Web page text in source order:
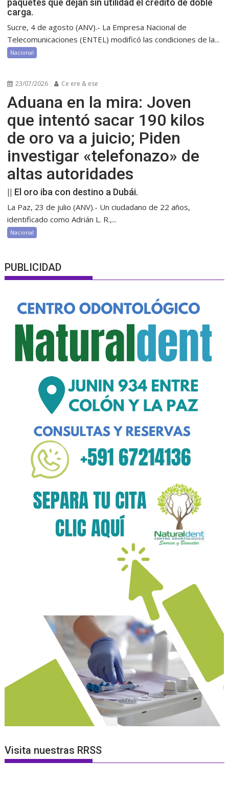
paquetes que dejan sin utilidad el crédito de doble
carga.
Sucre, 4 de agosto (ANV).- La Empresa Nacional de
Telecomunicaciones (ENTEL) modificó las condiciones de la...
Nacional
23/07/2026 Ce ere & ese
Aduana en la mira: Joven
que intentó sacar 190 kilos
de oro va a juicio; Piden
investigar «telefonazo» de
altas autoridades
|| El oro iba con destino a Dubái.
La Paz, 23 de julio (ANV).- Un ciudadano de 22 años,
identificado como Adrián L. R.,...
Nacional
PUBLICIDAD
Visita nuestras RRSS